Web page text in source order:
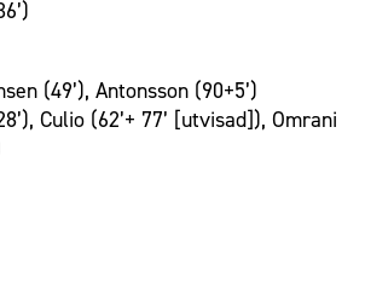
(49’), Antonsson (90+5’)
Culio (62’+ 77’ [utvisad]), Omrani